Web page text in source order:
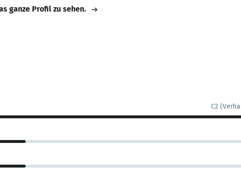
ganze Profil zu sehen.
C2